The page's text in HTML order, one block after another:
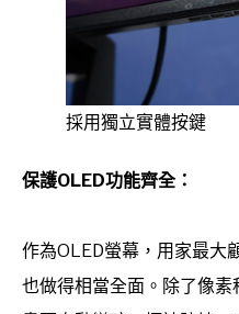
採用獨立實體按鍵
保護OLED功能齊全：
作為OLED螢幕，用家最大
也做得相當全面。除了像